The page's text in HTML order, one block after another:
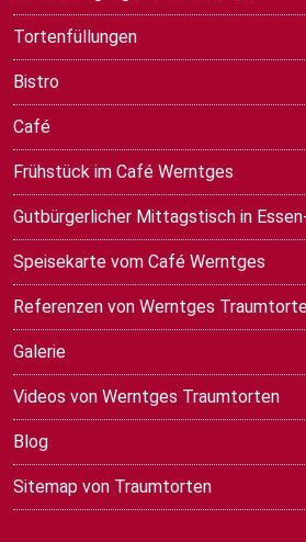
Tortenfüllungen
Bistro
Café
Frühstück im Café Werntges
Gutbürgerlicher Mittagstisch in
Speisekarte vom Café Werntges
Referenzen von Werntges
Galerie
Videos von Werntges Traumtorten
Blog
Sitemap von Traumtorten